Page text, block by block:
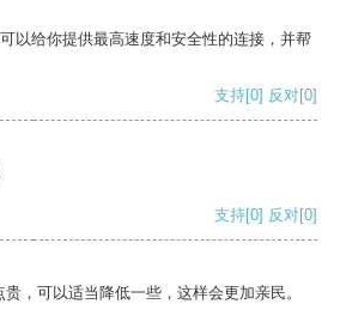
以给你提供最高速度和安全性的连接，并帮
支持[0] 反对[0]
支持[0] 反对[0]
，可以适当降低一些，这样会更加亲民。